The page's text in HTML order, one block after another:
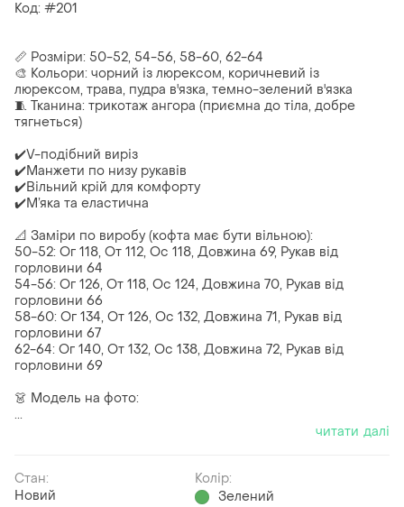
Код: #201
📏 Розміри: 50-52, 54-56, 58-60, 62-64
🎨 Кольори: чорний із люрексом, коричневий із
люрексом, трава, пудра в'язка, темно-зелений в'язка
🧵 Тканина: трикотаж ангора (приємна до тіла, добре
тягнеться)
✔️V-подібний виріз
✔️Манжети по низу рукавів
✔️Вільний крій для комфорту
✔️М’яка та еластична
📐 Заміри по виробу (кофта має бути вільною):
50-52: Ог 118, От 112, Ос 118, Довжина 69, Рукав від
горловини 64
54-56: Ог 126, От 118, Ос 124, Довжина 70, Рукав від
горловини 66
58-60: Ог 134, От 126, Ос 132, Довжина 71, Рукав від
горловини 67
62-64: Ог 140, От 132, Ос 138, Довжина 72, Рукав від
горловини 69
👗 Модель на фото:
...
читати далі
Стан:
Новий
Колір:
Зелений